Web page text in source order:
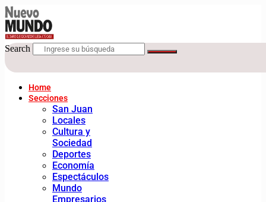
Search
Home
Secciones
San Juan
Locales
Cultura y
Sociedad
Deportes
Economía
Espectáculos
Mundo
Empresarios